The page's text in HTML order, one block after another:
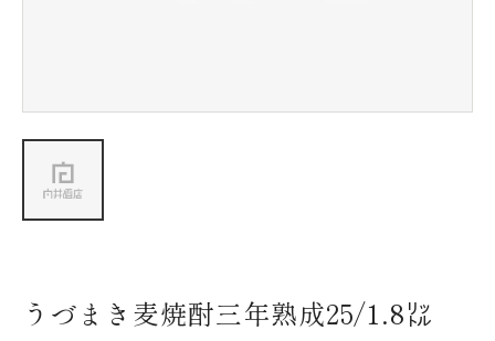
うづまき麦焼酎三年熟成25/1.8㍑